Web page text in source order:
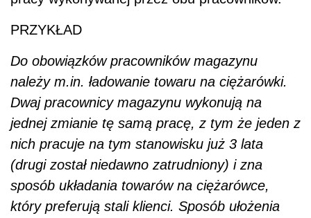
PRZYKŁAD
Do obowiązków pracowników magazynu
należy m.in. ładowanie towaru na ciężarówki.
Dwaj pracownicy magazynu wykonują na
jednej zmianie tę samą pracę, z tym że jeden z
nich pracuje na tym stanowisku już 3 lata
(drugi został niedawno zatrudniony) i zna
sposób układania towarów na ciężarówce,
który preferują stali klienci. Sposób ułożenia